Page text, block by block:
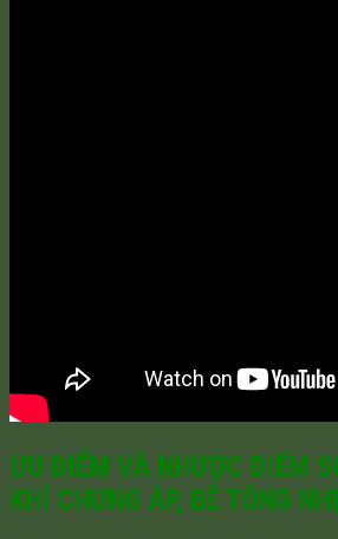
ƯU ĐIỂM VÀ NHƯỢC ĐIỂM
KHÍ CHƯNG ÁP, BÊ TÔNG